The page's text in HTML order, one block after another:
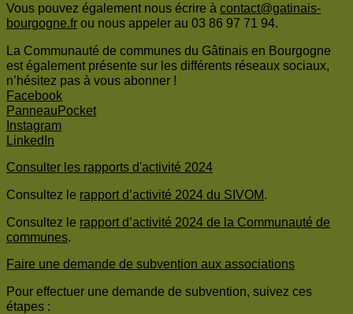
Vous pouvez également nous écrire à contact@gatinais-
bourgogne.fr ou nous appeler au 03 86 97 71 94.
La Communauté de communes du Gâtinais en Bourgogne
est également présente sur les différents réseaux sociaux,
n’hésitez pas à vous abonner !
Facebook
PanneauPocket
Instagram
LinkedIn
Consulter les rapports d'activité 2024
Consultez le rapport d’activité 2024 du SIVOM.
Consultez le rapport d’activité 2024 de la Communauté de
communes.
Faire une demande de subvention aux associations
Pour effectuer une demande de subvention, suivez ces
étapes :